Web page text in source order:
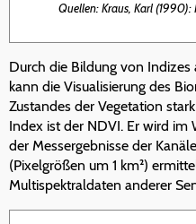
Quellen: Kraus, Karl (1990):
Durch die Bildung von
kann die Visualisierung des
Zustandes der Vegetation
Index ist der NDVI. Er wird im
der Messergebnisse der
(Pixelgrößen um 1 km²)
Multispektraldaten anderer